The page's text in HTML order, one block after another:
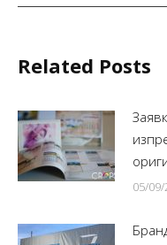
Related Posts
05/